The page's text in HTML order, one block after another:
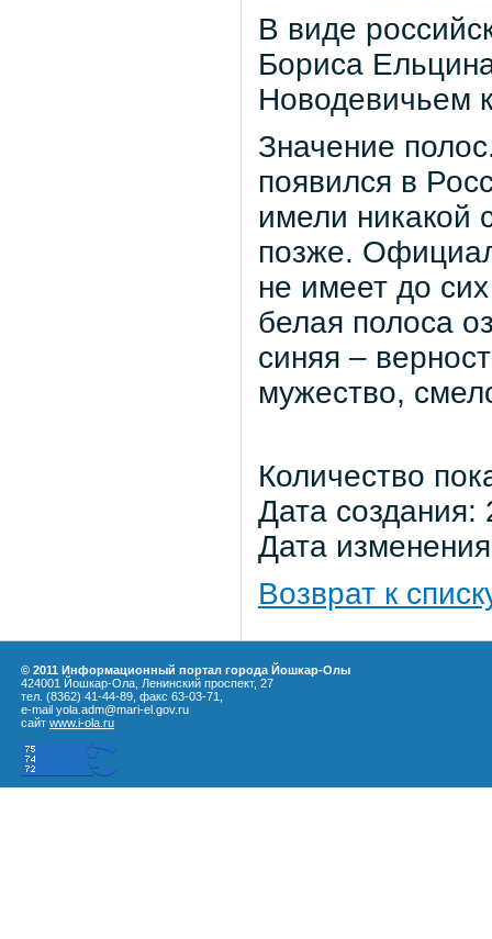
В виде
Бориса
Новодевичьем
Значение
появился в
имели никакой
позже.
не имеет до
белая полоса
синяя –
мужество,
Количество
Дата
Дата
Возврат к
© 2011 Информационный портал города Йошкар-Олы
424001 Йошкар-Ола, Ленинский проспект, 27
тел. (8362) 41-44-89, факс 63-03-71,
e-mail yola.adm@mari-el.gov.ru
сайт www.i-ola.ru